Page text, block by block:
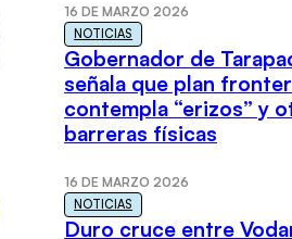
16 DE MARZO 2026
NOTICIAS
Gobernador de
señala que plan
contempla “erizos” y
barreras físicas
16 DE MARZO 2026
NOTICIAS
Duro cruce entre